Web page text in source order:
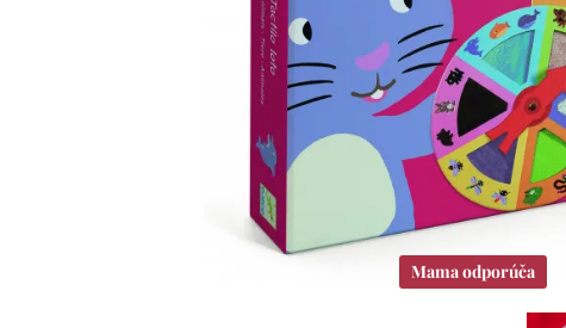
Mama odporúča